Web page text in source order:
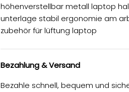
höhenverstellbar metall laptop
unterlage stabil ergonomie am
zubehör für lüftung laptop
Bezahlung & Versand
Bezahle schnell, bequem und